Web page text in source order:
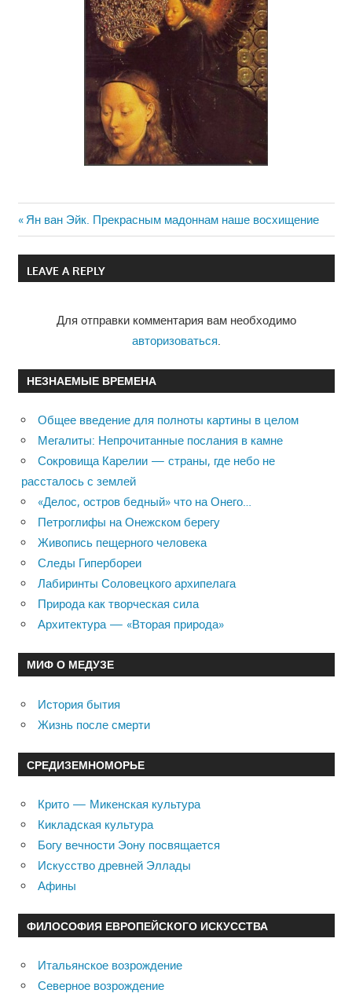
Навигация
по
Previous
Post:
Ян ван Эйк. Прекрасным мадоннам наше восхищение
LEAVE A REPLY
Для отправки комментария вам необходимо
авторизоваться.
НЕЗНАЕМЫЕ ВРЕМЕНА
Общее введение для полноты картины в целом
Мегалиты: Непрочитанные послания в камне
Сокровища Карелии — страны, где небо не
рассталось с землей
«Делос, остров бедный» что на Онего…
Петроглифы на Онежском берегу
Живопись пещерного человека
Следы Гипербореи
Лабиринты Соловецкого архипелага
Природа как творческая сила
Архитектура — «Вторая природа»
МИФ О МЕДУЗЕ
История бытия
Жизнь после смерти
СРЕДИЗЕМНОМОРЬЕ
Крито — Микенская культура
Кикладская культура
Богу вечности Эону посвящается
Искусство древней Эллады
Афины
ФИЛОСОФИЯ ЕВРОПЕЙСКОГО ИСКУССТВА
Итальянское возрождение
Северное возрождение